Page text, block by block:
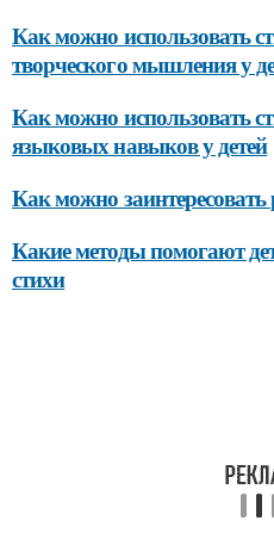
Как можно использовать
творческого мышления у
Как можно использовать
языковых навыков у детей
Как можно заинтересовать
Какие методы помогают
стихи